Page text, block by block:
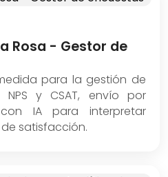
Rosa - Gestor de
para la gestión de
NPS y CSAT, envío por
IA para interpretar
satisfacción.